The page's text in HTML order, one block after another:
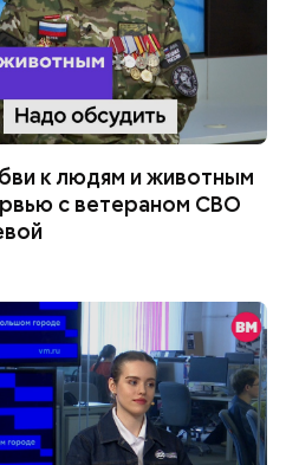
к людям и животным
с ветераном СВО